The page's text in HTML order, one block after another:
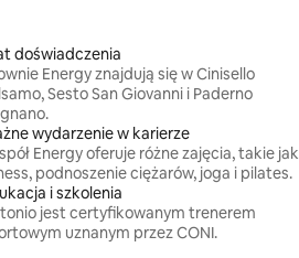
doświadczenia
Energy znajdują się w Cinisello
Sesto San Giovanni i Paderno
wydarzenie w karierze
Energy oferuje różne zajęcia, takie jak
podnoszenie ciężarów, joga i pilates.
i szkolenia
jest certyfikowanym trenerem
uznanym przez CONI.